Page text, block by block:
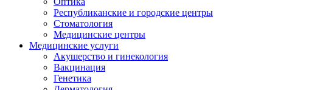
Республиканские и городские центры
Стоматология
Медицинские центры
Медицинские услуги
Акушерство и гинекология
Вакцинация
Генетика